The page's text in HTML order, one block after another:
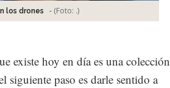
los drones - (Foto: .)
existe hoy en día es una colección
siguiente paso es darle sentido a